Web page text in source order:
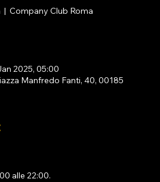
  |
Company Club Roma
2025, 05:00
Manfredo Fanti, 40, 00185
alle 22:00.